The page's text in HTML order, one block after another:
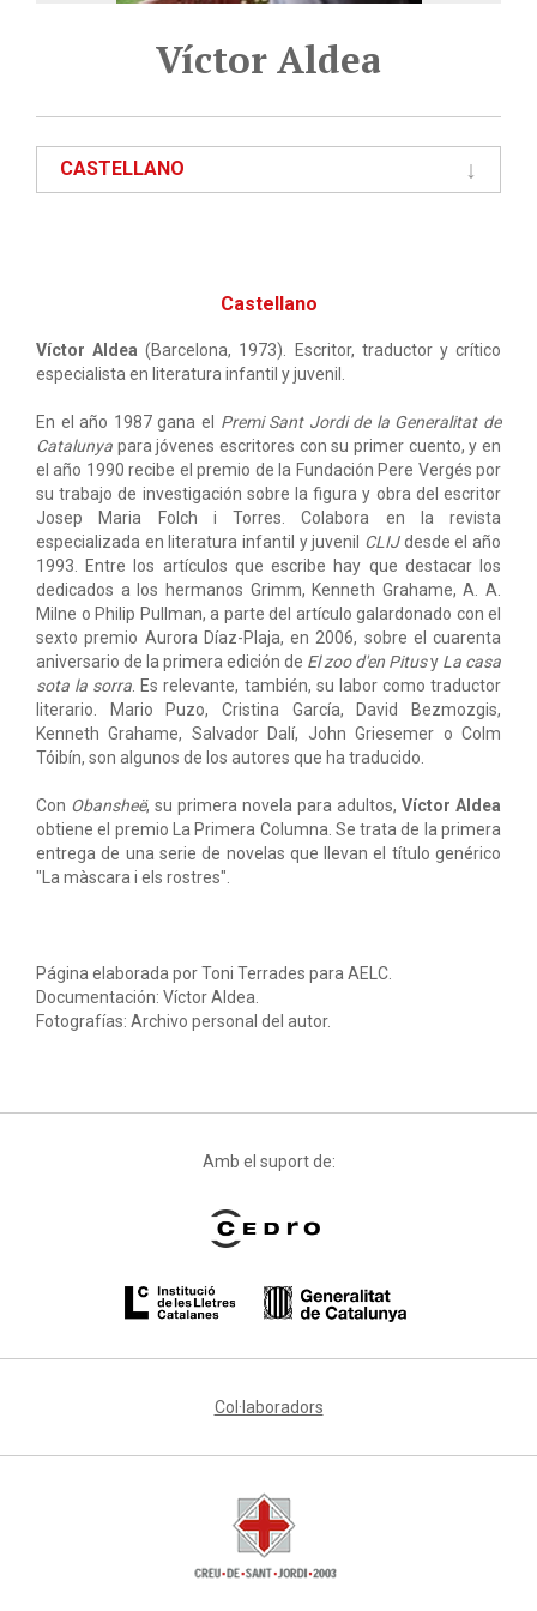
Víctor Aldea
CASTELLANO
Castellano
Víctor Aldea (Barcelona, 1973). Escritor, traductor y crítico
especialista en literatura infantil y juvenil.
En el año 1987 gana el Premi Sant Jordi de la Generalitat de
Catalunya para jóvenes escritores con su primer cuento, y en
el año 1990 recibe el premio de la Fundación Pere Vergés por
su trabajo de investigación sobre la figura y obra del escritor
Josep Maria Folch i Torres. Colabora en la revista
especializada en literatura infantil y juvenil CLIJdesde el año
1993. Entre los artículos que escribe hay que destacar los
dedicados a los hermanos Grimm, Kenneth Grahame, A. A.
Milne o Philip Pullman, a parte del artículo galardonado con el
sexto premio Aurora Díaz-Plaja, en 2006, sobre el cuarenta
aniversario de la primera edición de El zoo d'en Pitusy La casa
sota la sorra . Es relevante, también, su labor como traductor
literario. Mario Puzo, Cristina García, David Bezmozgis,
Kenneth Grahame, Salvador Dalí, John Griesemer o Colm
Tóibín, son algunos de los autores que ha traducido.
Con Obansheë, su primera novela para adultos, Víctor Aldea
obtiene el premio La Primera Columna. Se trata de la primera
entrega de una serie de novelas que llevan el título genérico
"La màscara i els rostres".
Página elaborada por Toni Terrades para AELC.
Documentación: Víctor Aldea.
Fotografías: Archivo personal del autor.
Amb el suport de:
Col·laboradors